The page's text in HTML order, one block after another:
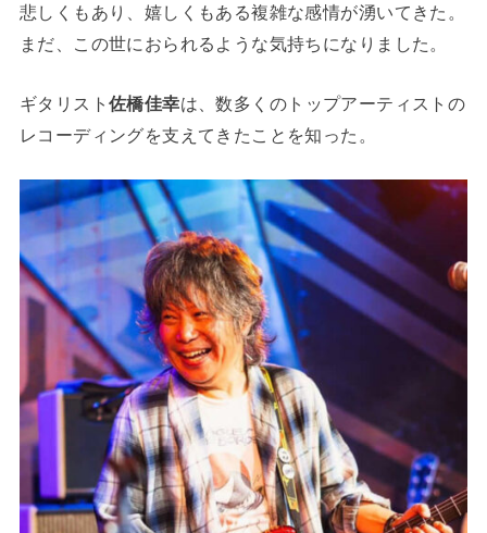
悲しくもあり、嬉しくもある複雑な感情が湧いてきた。
まだ、この世におられるような気持ちになりました。
ギタリスト 佐橋佳幸は、数多くのトップアーティストの
レコーディングを支えてきたことを知った。